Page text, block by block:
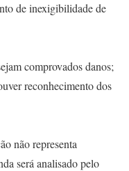
de inexigibilidade de
comprovados danos;
reconhecimento dos
não representa
será analisado pelo